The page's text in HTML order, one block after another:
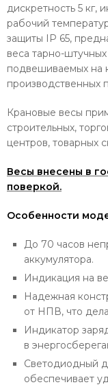
дискретность 5 кг,
рабочий
защиты IP 65,
веса тарно-
подвешиваемых на
производственных
Крановые весы
строительных,
центров, товарных
Весы внесены в
поверкой.
Особенности
До 70 часов
аккумулятора.
Индикация на
Надежная
от НПВ, что
Индикатор
в
Светодиодный
обеспечивает